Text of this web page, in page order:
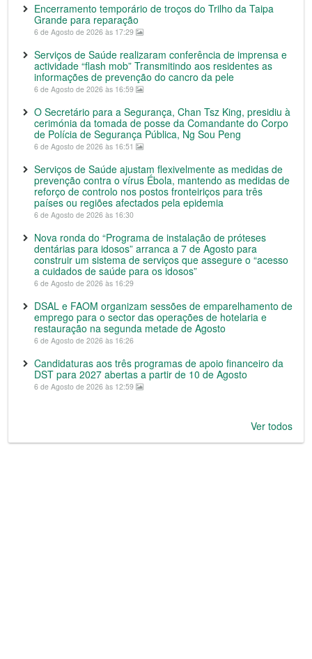
Encerramento temporário de troços do Trilho da Taipa
Grande para reparação
6 de Agosto de 2026 às 17:29
Serviços de Saúde realizaram conferência de imprensa e
actividade “flash mob” Transmitindo aos residentes as
informações de prevenção do cancro da pele
6 de Agosto de 2026 às 16:59
O Secretário para a Segurança, Chan Tsz King, presidiu à
cerimónia da tomada de posse da Comandante do Corpo
de Polícia de Segurança Pública, Ng Sou Peng
6 de Agosto de 2026 às 16:51
Serviços de Saúde ajustam flexivelmente as medidas de
prevenção contra o vírus Ébola, mantendo as medidas de
reforço de controlo nos postos fronteiriços para três
países ou regiões afectados pela epidemia
6 de Agosto de 2026 às 16:30
Nova ronda do “Programa de instalação de próteses
dentárias para idosos” arranca a 7 de Agosto para
construir um sistema de serviços que assegure o “acesso
a cuidados de saúde para os idosos”
6 de Agosto de 2026 às 16:29
DSAL e FAOM organizam sessões de emparelhamento de
emprego para o sector das operações de hotelaria e
restauração na segunda metade de Agosto
6 de Agosto de 2026 às 16:26
Candidaturas aos três programas de apoio financeiro da
DST para 2027 abertas a partir de 10 de Agosto
6 de Agosto de 2026 às 12:59
Ver todos